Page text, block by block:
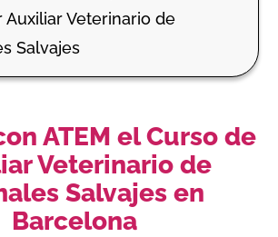
Auxiliar Veterinario de
Salvajes
ATEM el Curso de
Veterinario de
Salvajes en
Barcelona